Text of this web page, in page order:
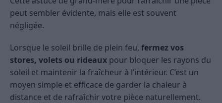
peut sembler évidente, mais elle est souvent
négligée.
Lorsque le soleil brille de plein feu, fermez vos
stores, volets ou rideaux pour bloquer les rayons du
soleil et maintenir la fraîcheur à l’intérieur. C’est un
moyen simple et efficace de garder la chaleur à
distance et de rafraîchir votre pièce naturellement.